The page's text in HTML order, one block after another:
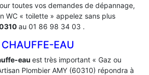
toutes vos demandes de dépannage,
WC « toilette » appelez sans plus
au 01 86 98 34 03 .
EAU
eau est très important « Gaz ou
Plombier AMY (60310) répondra à